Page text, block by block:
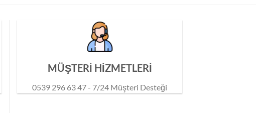
MÜŞTERİ HİZMETLERİ
0539 296 63 47 - 7/24 Müşteri Desteği